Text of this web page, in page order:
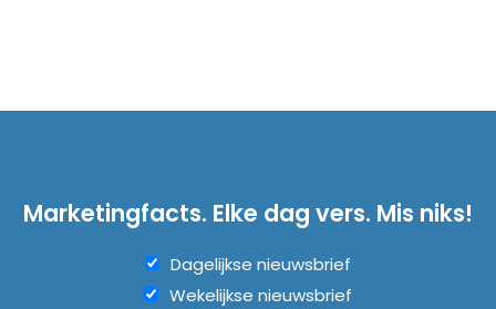
Marketingfacts. Elke dag vers. Mis niks!
Dagelijkse nieuwsbrief
Wekelijkse nieuwsbrief